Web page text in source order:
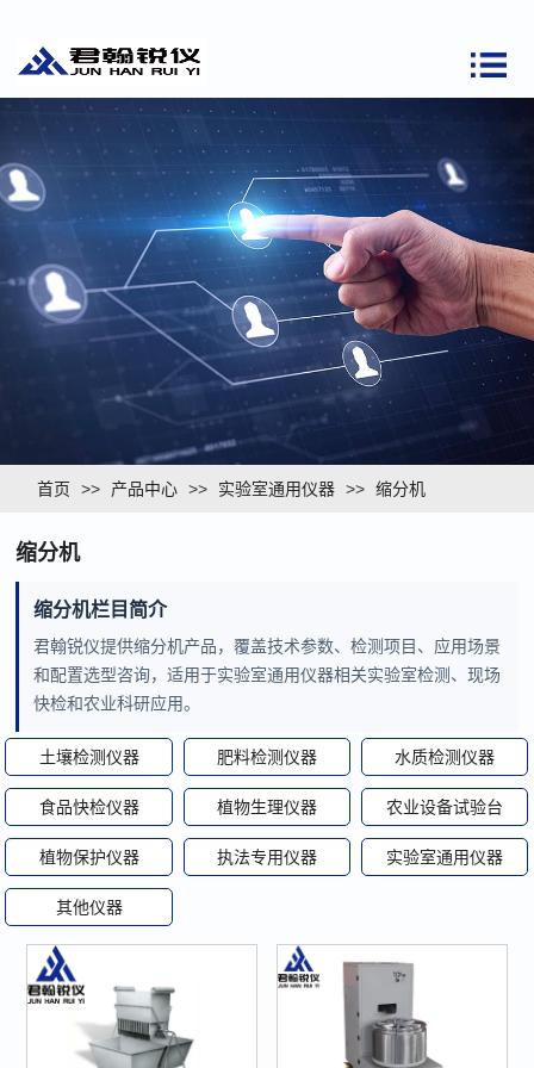
首页 >> 产品中心 >> 实验室通用仪器 >> 缩分机
缩分机
缩分机栏目简介
君翰锐仪提供缩分机产品，覆盖技术参数、检测项目、应用场景
和配置选型咨询，适用于实验室通用仪器相关实验室检测、现场
快检和农业科研应用。
土壤检测仪器 肥料检测仪器 水质检测仪器
食品快检仪器 植物生理仪器 农业设备试验台
植物保护仪器 执法专用仪器 实验室通用仪器
其他仪器